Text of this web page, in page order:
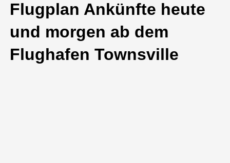
Flugplan Ankünfte heute
und morgen ab dem
Flughafen Townsville